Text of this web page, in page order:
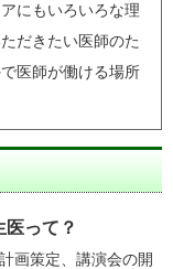
にもいろいろな理
だきたい医師のた
医師が働ける場所
って？
画策定、講演会の開